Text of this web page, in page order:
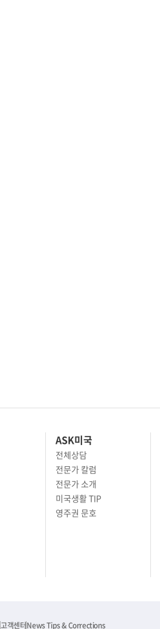
ASK미국
전체상담
전문가 칼럼
전문가 소개
미국생활 TIP
영주권 문호
고객센터News Tips & Corrections